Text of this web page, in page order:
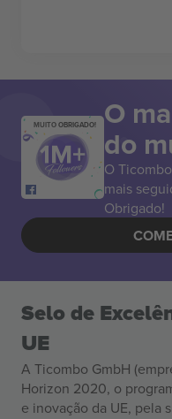
MUITO OBRIGADO! O
do
O
mais
Obrigado!
Selo de
UE
A Ticombo GmbH
Horizon 2020, o
e inovação da UE, pela